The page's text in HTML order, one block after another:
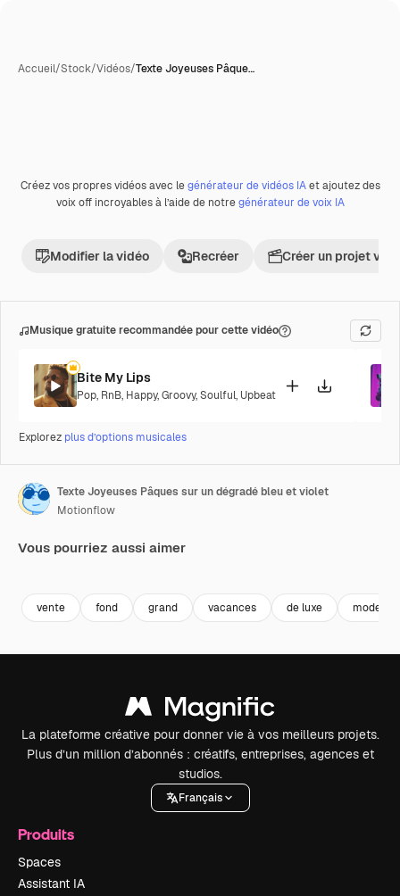
Accueil/Stock/Vidéos/Texte Joyeuses Pâque…
Premium
Créez vos propres vidéos avec legénérateur de vidéos IAet ajoutez des
voix off incroyables à l’aide de notregénérateur de voix IA
Modifier la vidéo Recréer Créer un projet
Musique gratuite recommandée pour cette vidéo
Bite My Lips
Pop, RnB, Happy,Groovy,Soulful, Upbeat
Explorez plus d’options musicales
Texte Joyeuses Pâques sur un dégradé bleu et violet
Motionflow
Vous pourriez aussi aimer
vente fond grand vacances de luxe moderne
La plateforme créative pour donner vie à vos meilleurs projets.
Plus d’un million d’abonnés : créatifs, entreprises, agences et
studios.
Français
Produits
Spaces
Assistant IA